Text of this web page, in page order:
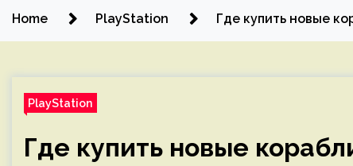
Home PlayStation Где купить новые
PlayStation
Где купить новые